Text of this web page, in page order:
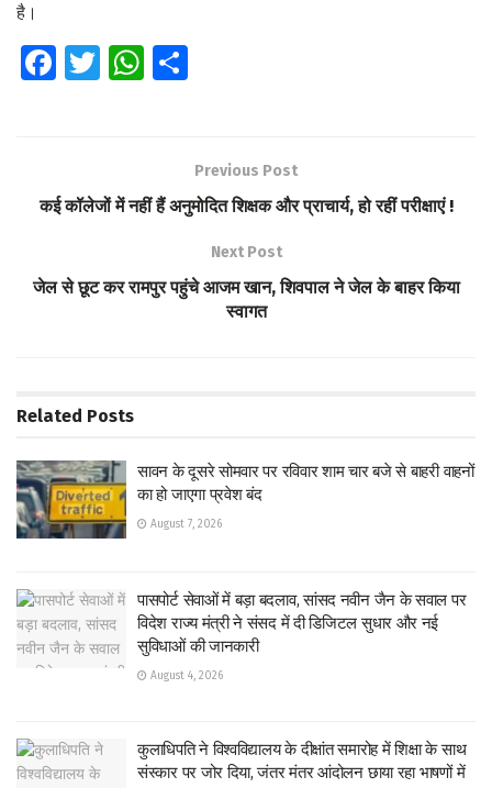
है।
Fa
o
T
W
A
p
e
Previous Post
कई कॉलेजों में नहीं हैं अनुमोदित शिक्षक और प्राचार्य, हो रहीं परीक्षाएं !
Next Post
जेल से छूट कर रामपुर पहुंचे आजम खान, शिवपाल ने जेल के बाहर किया
स्वागत
Related Posts
सावन के दूसरे सोमवार पर रविवार शाम चार बजे से बाहरी वाहनों
का हो जाएगा प्रवेश बंद
August 7, 2026
पासपोर्ट सेवाओं में बड़ा बदलाव, सांसद नवीन जैन के सवाल पर
विदेश राज्य मंत्री ने संसद में दी डिजिटल सुधार और नई
सुविधाओं की जानकारी
August 4, 2026
कुलाधिपति ने विश्वविद्यालय के दीक्षांत समारोह में शिक्षा के साथ
संस्कार पर जोर दिया, जंतर मंतर आंदोलन छाया रहा भाषणों में